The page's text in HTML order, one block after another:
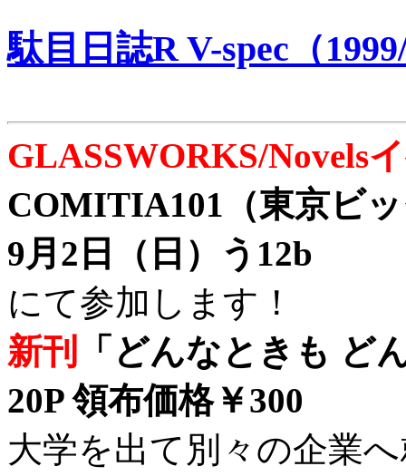
駄目日誌R V-spec（
GLASSWORKS/Novels
COMITIA101（東京ビ
9月2日（日）う12b
にて参加します！
新刊
「どんなときも ど
20P 領布価格￥300
大学を出て別々の企業